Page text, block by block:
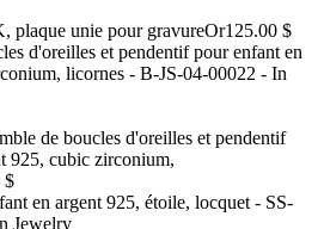
plaque unie pour gravureOr125.00 $
de boucles d'oreilles et pendentif
925, cubic zirconium,
$